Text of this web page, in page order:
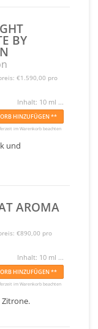
BY
€1.590,00 pro
Inhalt: 10 ml ...
HINZUFÜGEN **
im Warenkorb beachten
und
AROMA
€890,00 pro
Inhalt: 10 ml ...
HINZUFÜGEN **
im Warenkorb beachten
Zitrone.